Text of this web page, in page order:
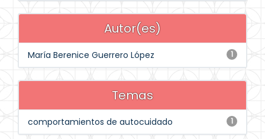
Autor(es)
1
María Berenice Guerrero López
Temas
1
comportamientos de autocuidado